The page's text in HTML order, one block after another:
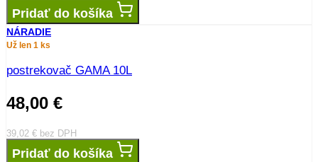
Pridať do košíka
NÁRADIE
Už len 1 ks
postrekovač GAMA 10L
48,00 €
39,02 € bez DPH
Pridať do košíka